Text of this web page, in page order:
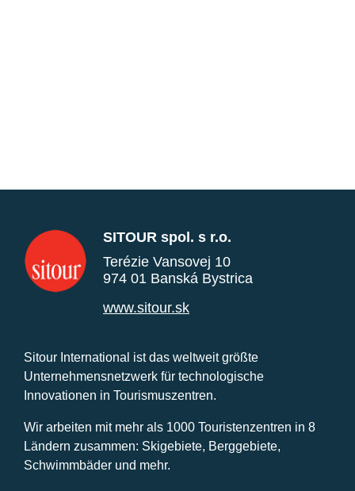
SITOUR spol. s r.o.
Terézie Vansovej 10
974 01 Banská Bystrica
www.sitour.sk
Sitour International ist das weltweit größte
Unternehmensnetzwerk für technologische
Innovationen in Tourismuszentren.
Wir arbeiten mit mehr als 1000 Touristenzentren in 8
Ländern zusammen: Skigebiete, Berggebiete,
Schwimmbäder und mehr.